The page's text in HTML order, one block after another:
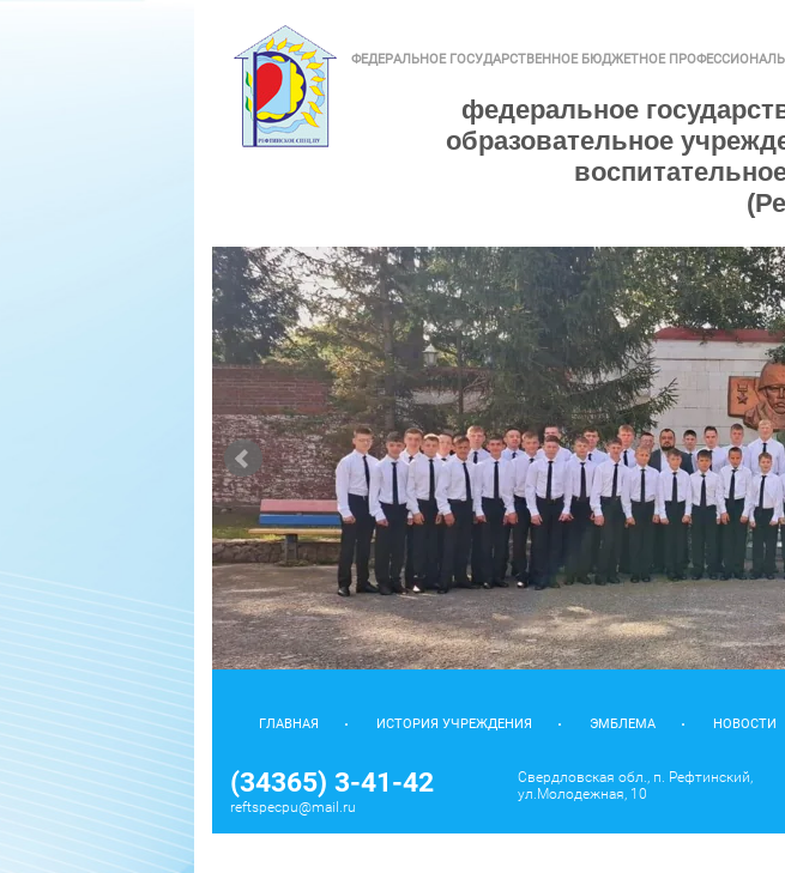
ФЕДЕРАЛЬНОЕ ГОСУДАРСТВЕННОЕ БЮДЖЕТНОЕ
федеральное
образовательное
ГЛАВНАЯ ИСТОРИЯ УЧРЕЖДЕНИЯ ЭМБЛЕМА НОВОСТИ
(34365) 3-41-42
reftspecpu@mail.ru
Свердловская обл., п. Рефтинский,
ул.Молодежная, 10